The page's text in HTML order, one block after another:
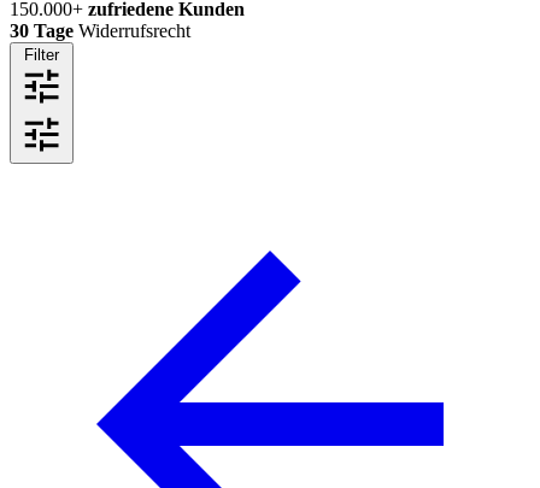
150.000+ zufriedene Kunden
30 Tage Widerrufsrecht
Filter